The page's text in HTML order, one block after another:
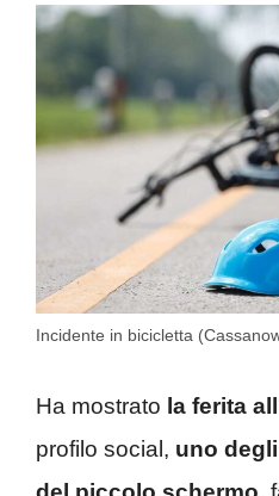
Incidente in bicicletta
Ha mostrato la ferita
profilo social, uno